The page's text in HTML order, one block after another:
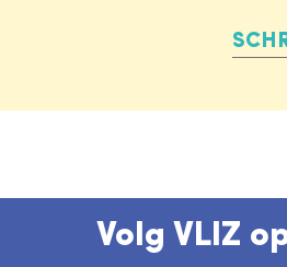
Volg VLIZ